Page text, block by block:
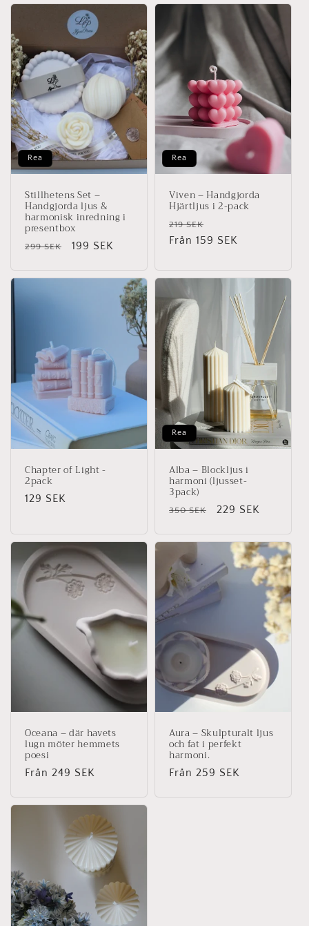
Rea
Stillhetens Set –
Handgjorda ljus &
harmonisk inredning i
presentbox
Ordinarie
299 SEK Försäljningspris
199 SEK
Rea
Viven – Handgjorda
Hjärtljus i 2-pack
Ordinarie
pris
219 SEK
Från 159 SEK
Chapter of Light -
2pack
Ordinarie
129 SEK
Rea
Alba – Blockljus i
harmoni (ljusset-
3pack)
Ordinarie
350 SEK Försäljningspris
229 SEK
Oceana – där havets
lugn möter hemmets
poesi
Ordinarie
Från 249 SEK
Aura – Skulpturalt ljus
och fat i perfekt
harmoni.
Ordinarie
Från 259 SEK